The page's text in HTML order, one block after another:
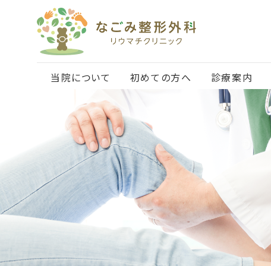
当院について 初めての方へ 診療案内